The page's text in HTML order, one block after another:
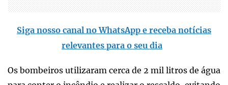
Siga nosso canal no WhatsApp e receba notícias
relevantes para o seu dia
Os bombeiros utilizaram cerca de 2 mil litros de água